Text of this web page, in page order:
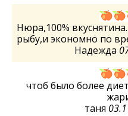
Нюра,100%
рыбу,и экономно по
Надежда
чтоб было более
таня